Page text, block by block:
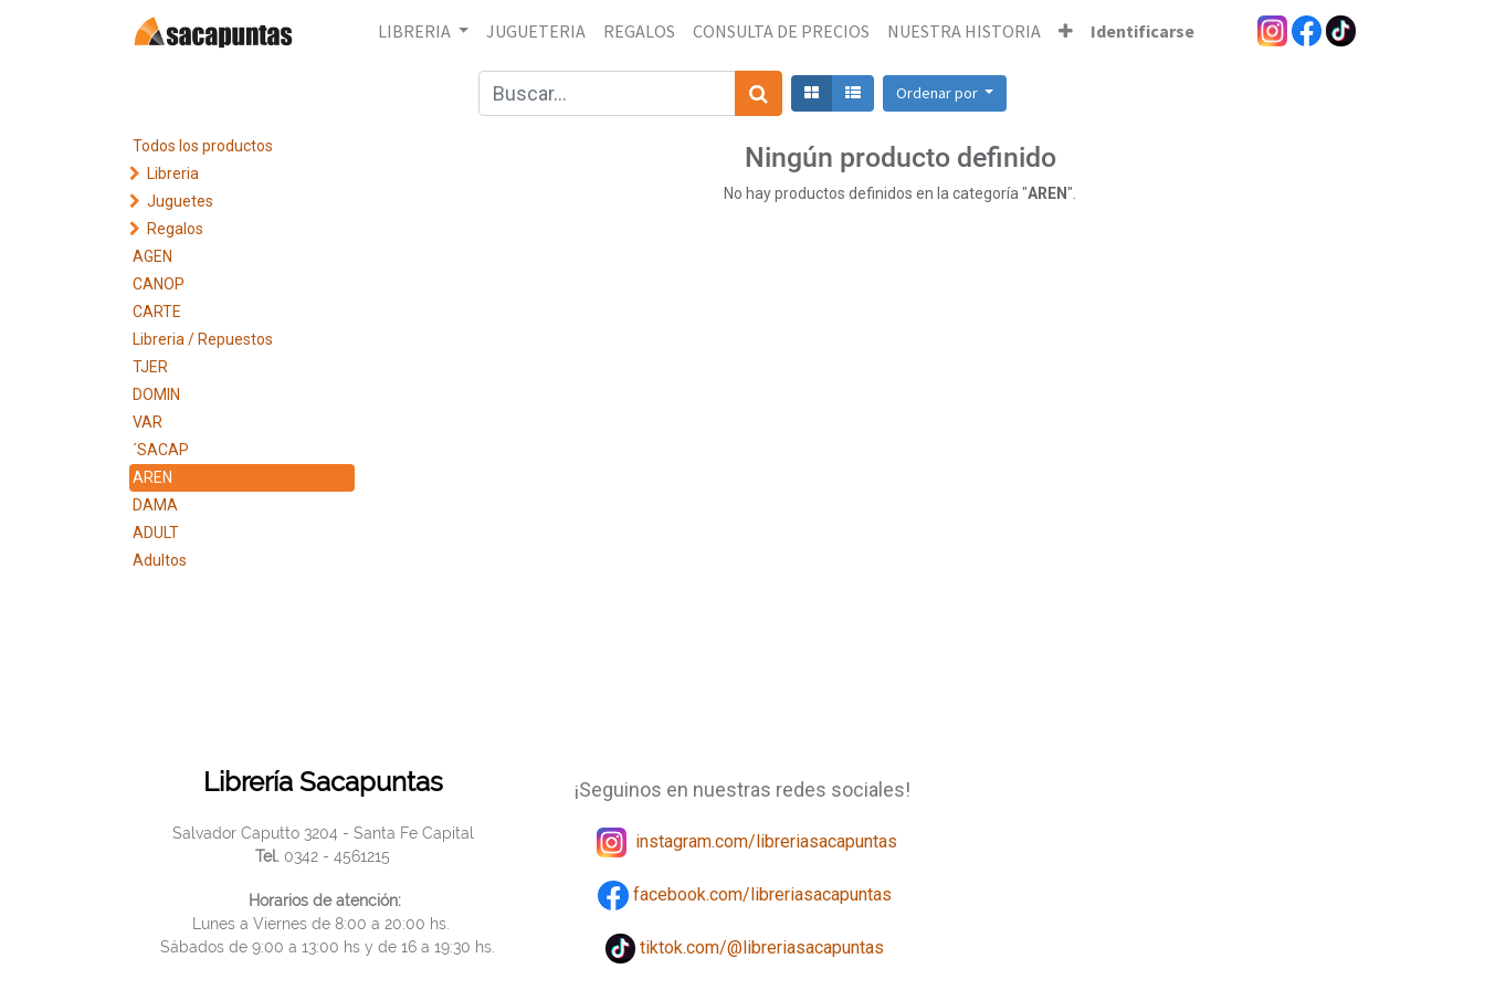
LIBRERIA JUGUETERIA REGALOS CONSULTA DE PRECIOS NUESTRA HISTORIA Identificarse
Ordenar por
Todos los productos
Libreria
Juguetes
Regalos
AGEN
CANOP
CARTE
Libreria / Repuestos
TJER
DOMIN
VAR
´SACAP
AREN
DAMA
ADULT
Adultos
Ningún producto definido
No hay productos definidos en la categoría "AREN".
Librería Sacapuntas
Salvador Caputto 3204 - Santa Fe Capital
Tel. 0342 - 4561215
Horarios de atención:
Lunes a Viernes de 8:00 a 20:00 hs.
Sábados de 9:00 a 13:00 hs y de 16 a 19:30 hs.
¡Seguinos en nuestras redes sociales!
instagram.com/libreriasacapuntas
facebook.com/libreriasacapuntas
tiktok.com/@libreriasacapuntas